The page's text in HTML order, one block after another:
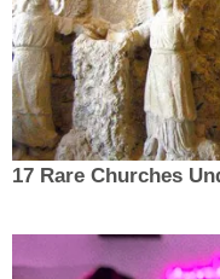
17 Rare Churches